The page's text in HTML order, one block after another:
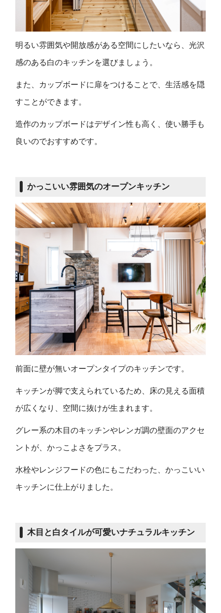
明るい雰囲気や開放感がある空間にしたいなら、光沢
感のある白のキッチンを選びましょう。
また、カップボードに扉をつけることで、生活感を隠
すことができます。
造作のカップボードはデザイン性も高く、使い勝手も
良いのでおすすめです。
かっこいい雰囲気のオープンキッチン
前面に壁が無いオープンタイプのキッチンです。
キッチンが脚で支えられているため、床の見える面積
が広くなり、空間に抜けが生まれます。
グレー系の木目のキッチンやレンガ調の壁面のアクセ
ントが、かっこよさをプラス。
水栓やレンジフードの色にもこだわった、かっこいい
キッチンに仕上がりました。
木目と白タイルが可愛いナチュラルキッチン